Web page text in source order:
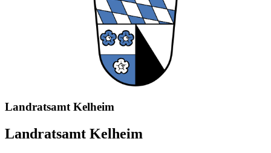
Landratsamt Kelheim
Landratsamt Kelheim